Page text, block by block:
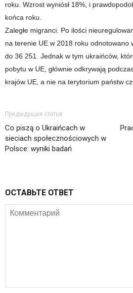
roku. Wzrost wyniósł 18%, i
końca roku.
Zaległe migranci. Po ilości
na terenie UE w 2018 roku odnotowano
do 36 251. Jednak w tym ukraińców,
pobytu w UE, głównie odkrywają
krajów UE, a nie na terytorium państw
Предыдущая статья
Co piszą o Ukraińcach w
sieciach społecznościowych w
Polsce: wyniki badań
ОСТАВЬТЕ ОТВЕТ